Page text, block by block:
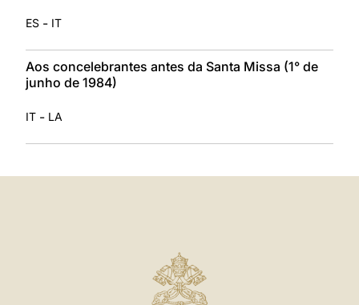
ES - IT
Aos concelebrantes antes da Santa Missa (1° de
junho de 1984)
IT - LA